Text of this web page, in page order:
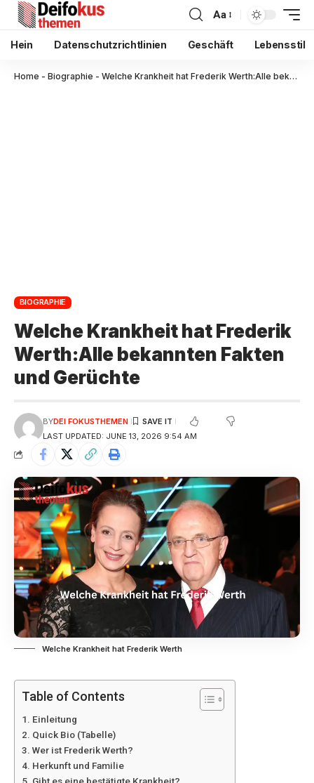
Aa
Hein Datenschutzrichtlinien Geschäft Lebensstil
Home - Biographie - Welche Krankheit hat Frederik Werth:Alle bekannten Fakten und Gerüchte
BIOGRAPHIE
Welche Krankheit hat Frederik
Werth:Alle bekannten Fakten
und Gerüchte
LAST UPDATED: JUNE 13, 2026 9:54 AM
BYDEI FOKUSTHEMEN
Welche Krankheit hat Frederik Werth
Table of Contents
Einleitung
Quick Bio (Tabelle)
Wer ist Frederik Werth?
Herkunft und Familie